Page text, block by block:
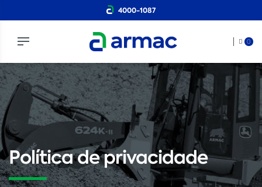
4000-1087
0
Política de privacidade